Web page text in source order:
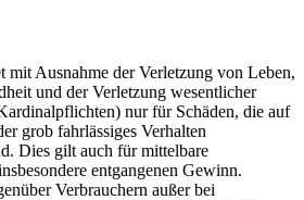
mit Ausnahme der Verletzung von Leben,
und der Verletzung wesentlicher
nur für Schäden, die auf
grob fahrlässiges Verhalten
Dies gilt auch für mittelbare
entgangenen Gewinn.
Verbrauchern außer bei